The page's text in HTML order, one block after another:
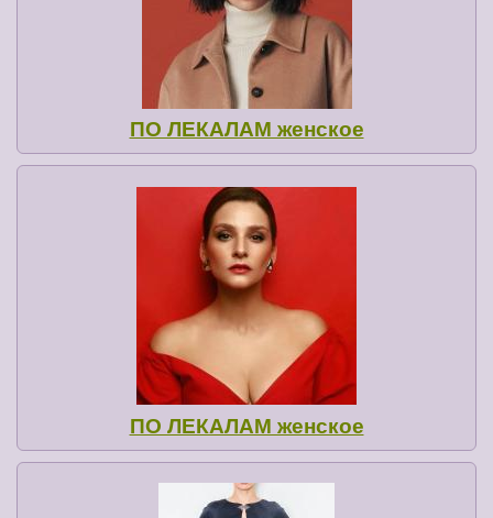
ПО ЛЕКАЛАМ женское
ПО ЛЕКАЛАМ женское